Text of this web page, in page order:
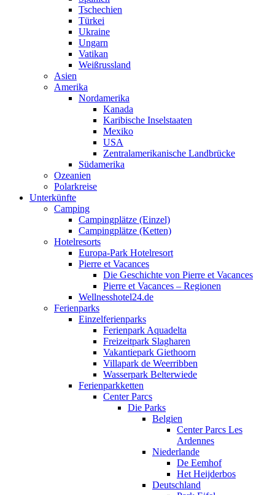
Tschechien
Türkei
Ukraine
Ungarn
Vatikan
Weißrussland
Asien
Amerika
Nordamerika
Kanada
Karibische Inselstaaten
Mexiko
USA
Zentralamerikanische Landbrücke
Südamerika
Ozeanien
Polarkreise
Unterkünfte
Camping
Campingplätze (Einzel)
Campingplätze (Ketten)
Hotelresorts
Europa-Park Hotelresort
Pierre et Vacances
Die Geschichte von Pierre et Vacances
Pierre et Vacances – Regionen
Wellnesshotel24.de
Ferienparks
Einzelferienparks
Ferienpark Aquadelta
Freizeitpark Slagharen
Vakantiepark Giethoorn
Villapark de Weerribben
Wasserpark Belterwiede
Ferienparkketten
Center Parcs
Die Parks
Belgien
Center Parcs Les
Ardennes
Niederlande
De Eemhof
Het Heijderbos
Deutschland